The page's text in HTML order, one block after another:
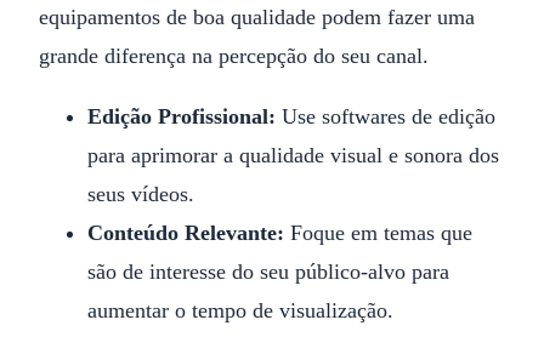
equipamentos de boa qualidade podem fazer uma
grande diferença na percepção do seu canal.
Edição Profissional: Use softwares de edição
para aprimorar a qualidade visual e sonora dos
seus vídeos.
Conteúdo Relevante: Foque em temas que
são de interesse do seu público-alvo para
aumentar o tempo de visualização.